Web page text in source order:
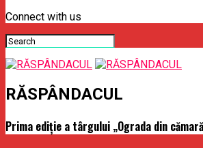
Connect with us
RĂSPÂNDACUL
Prima ediţie a târgului „Ograda din